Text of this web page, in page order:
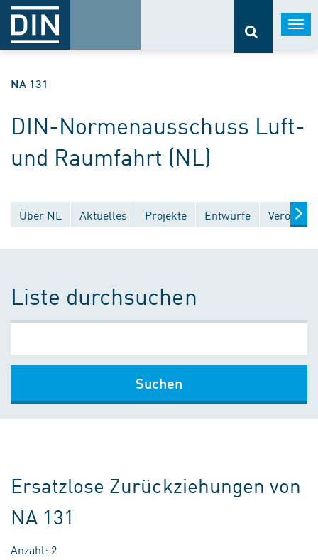
NA 131
DIN-Normenausschuss Luft-
und Raumfahrt (NL)
Über NL Aktuelles Projekte Entwürfe
Liste durchsuchen
Suchen
Ersatzlose Zurückziehungen von
NA 131
Anzahl: 2